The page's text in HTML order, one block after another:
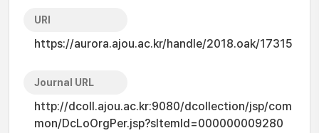
URI
https://aurora.ajou.ac.kr/handle/2018.oak/17315
Journal URL
http://dcoll.ajou.ac.kr:9080/dcollection/jsp/com
mon/DcLoOrgPer.jsp?sItemId=000000009280